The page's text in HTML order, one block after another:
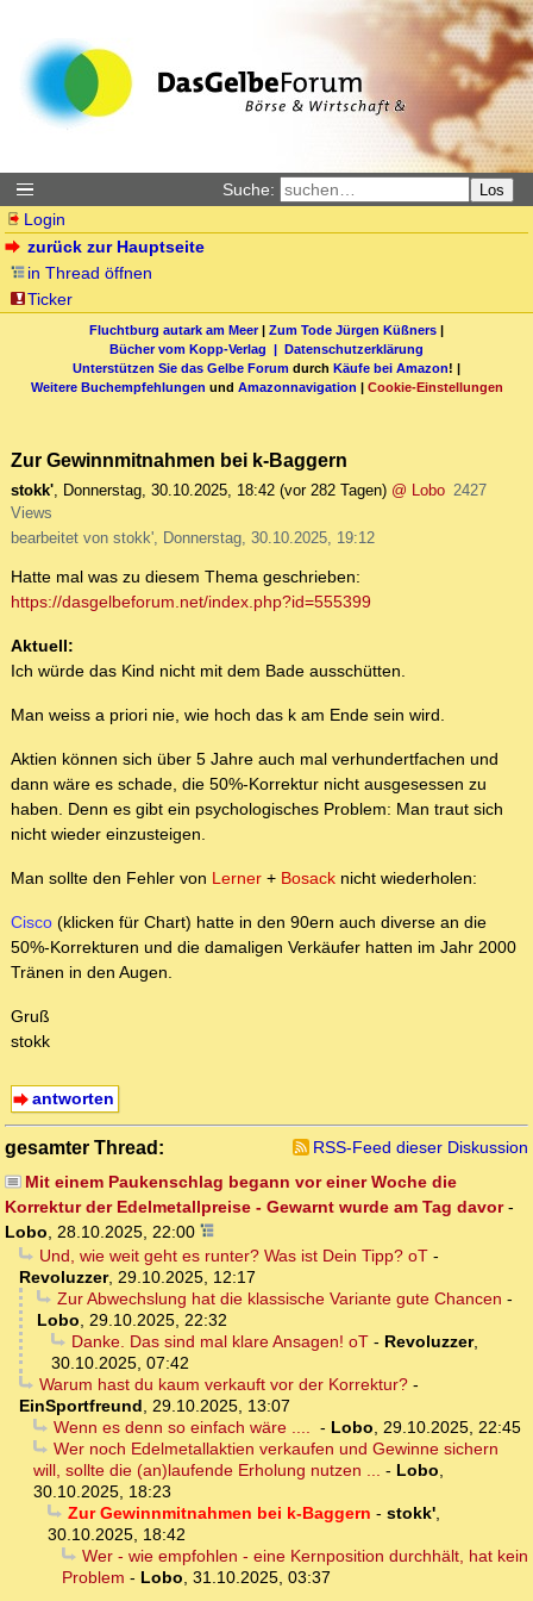
Suche: Los
Login
zurück zur Hauptseite
in Thread öffnen
Ticker
Fluchtburg autark am Meer| Zum Tode Jürgen Küßners |
Bücher vom Kopp-Verlag | Datenschutzerklärung
Unterstützen Sie das Gelbe Forum durch Käufe bei Amazon! |
Weitere Buchempfehlungen und Amazonnavigation | Cookie-Einstellungen
Zur Gewinnmitnahmen bei k-Baggern
stokk', Donnerstag, 30.10.2025, 18:42 (vor 282 Tagen) @ Lobo 2427
Views
bearbeitet von stokk', Donnerstag, 30.10.2025, 19:12
Hatte mal was zu diesem Thema geschrieben:
https://dasgelbeforum.net/index.php?id=555399
Aktuell:
Ich würde das Kind nicht mit dem Bade ausschütten.
Man weiss a priori nie, wie hoch das k am Ende sein wird.
Aktien können sich über 5 Jahre auch mal verhundertfachen und
dann wäre es schade, die 50%-Korrektur nicht ausgesessen zu
haben. Denn es gibt ein psychologisches Problem: Man traut sich
nicht wieder einzusteigen.
Man sollte den Fehler von Lerner + Bosack nicht wiederholen:
Cisco (klicken für Chart) hatte in den 90ern auch diverse an die
50%-Korrekturen und die damaligen Verkäufer hatten im Jahr 2000
Tränen in den Augen.
Gruß
stokk
antworten
gesamter Thread:
RSS-Feed dieser Diskussion
Mit einem Paukenschlag begann vor einer Woche die
Korrektur der Edelmetallpreise - Gewarnt wurde am Tag davor-
Lobo, 28.10.2025, 22:00
Und, wie weit geht es runter? Was ist Dein Tipp? oT-
Revoluzzer, 29.10.2025, 12:17
Zur Abwechslung hat die klassische Variante gute Chancen -
Lobo, 29.10.2025, 22:32
Danke. Das sind mal klare Ansagen! oT- Revoluzzer,
30.10.2025, 07:42
Warum hast du kaum verkauft vor der Korrektur?-
EinSportfreund, 29.10.2025, 13:07
Wenn es denn so einfach wäre .... - Lobo, 29.10.2025, 22:45
Wer noch Edelmetallaktien verkaufen und Gewinne sichern
will, sollte die (an)laufende Erholung nutzen ... - Lobo,
30.10.2025, 18:23
Zur Gewinnmitnahmen bei k-Baggern - stokk',
30.10.2025, 18:42
Wer - wie empfohlen - eine Kernposition durchhält, hat kein
Problem - Lobo, 31.10.2025, 03:37